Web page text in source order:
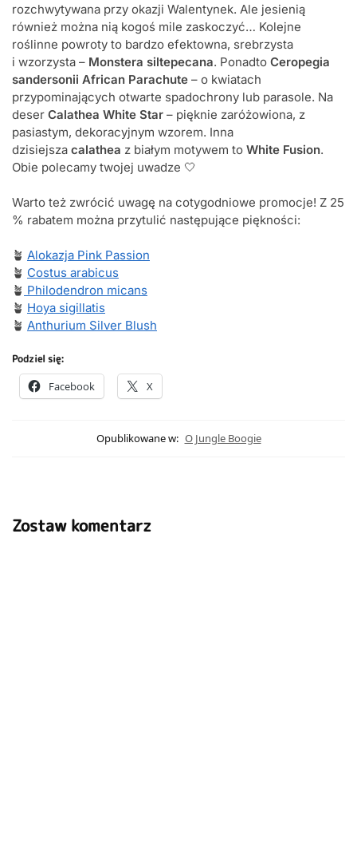
rozchwytywana przy okazji Walentynek. Ale jesienią
również można nią kogoś mile zaskoczyć… Kolejne
roślinne powroty to bardzo efektowna, srebrzysta
i wzorzysta – Monstera siltepecana. Ponadto Ceropegia
sandersonii African Parachute – o kwiatach
przypominających otwarte spadochrony lub parasole. Na
deser Calathea White Star – pięknie zaróżowiona, z
pasiastym, dekoracyjnym wzorem. Inna
dzisiejsza calathea z białym motywem to White Fusion.
Obie polecamy twojej uwadze 🤍
Warto też zwrócić uwagę na cotygodniowe promocje! Z 25
% rabatem można przytulić następujące piękności:
🪴 Alokazja Pink Passion
🪴 Costus arabicus
🪴 Philodendron micans
🪴 Hoya sigillatis
🪴 Anthurium Silver Blush
Podziel się:
Facebook X
Opublikowane w: O Jungle Boogie
Zostaw komentarz